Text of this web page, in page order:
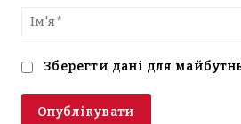
текст
Зберегти дані для